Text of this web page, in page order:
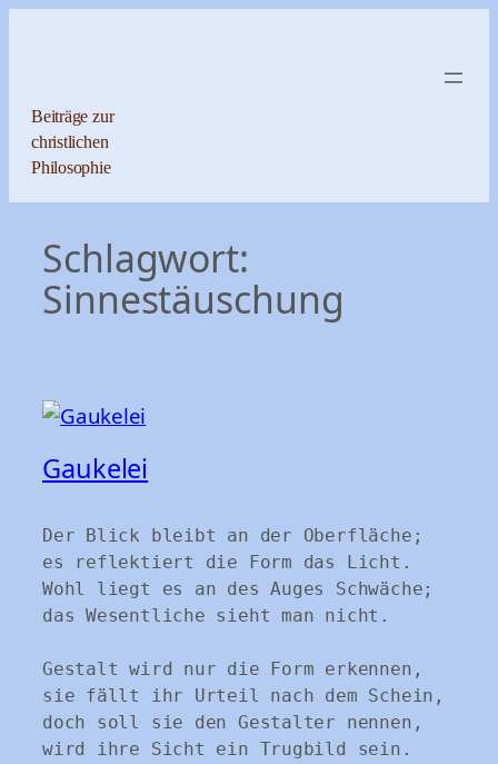
Beiträge zur
christlichen
Philosophie
Schlagwort:
Sinnestäuschung
Gaukelei
Der Blick bleibt an der Oberfläche;
es reflektiert die Form das Licht.
Wohl liegt es an des Auges Schwäche;
das Wesentliche sieht man nicht.
Gestalt wird nur die Form erkennen,
sie fällt ihr Urteil nach dem Schein,
doch soll sie den Gestalter nennen,
wird ihre Sicht ein Trugbild sein.